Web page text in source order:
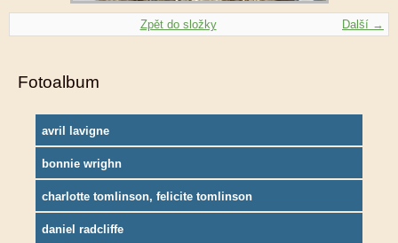
Další →
Zpět do složky
Fotoalbum
avril lavigne
bonnie wrighn
charlotte tomlinson, felicite tomlinson
daniel radcliffe